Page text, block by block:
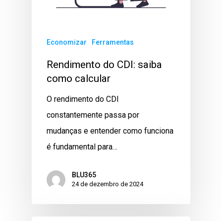
Economizar Ferramentas
Rendimento do CDI: saiba
como calcular
O rendimento do CDI
constantemente passa por
mudanças e entender como funciona
é fundamental para…
BLU365
24 de dezembro de 2024